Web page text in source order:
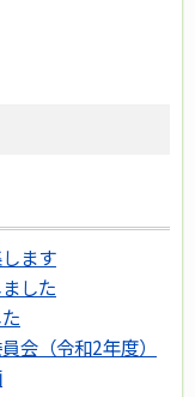
ます
した
会（令和2年度）